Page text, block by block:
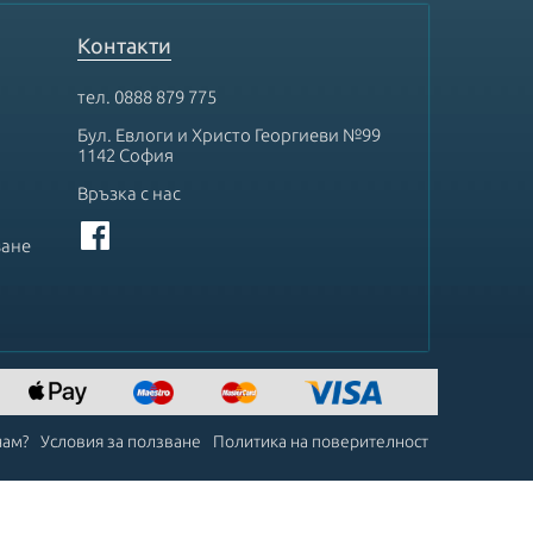
Контакти
тел. 0888 879 775
Бул. Евлоги и Христо Георгиеви №99
1142 София
Връзка с нас
Условия за ползване Политика на поверителност